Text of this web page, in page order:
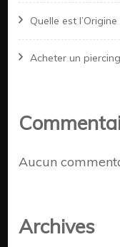
Quelle est
Acheter un
Aucun
Archives